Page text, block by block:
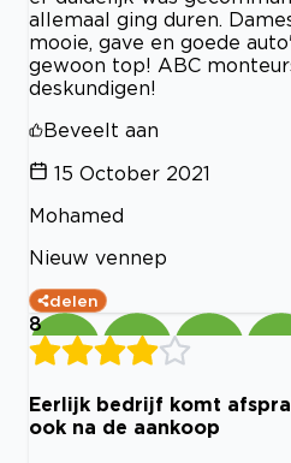
allemaal ging duren.
mooie, gave en goede
gewoon top! ABC
deskundigen!
Beveelt aan
15 October 2021
Mohamed
Nieuw vennep
delen
8
Eerlijk bedrijf komt
ook na de aankoop